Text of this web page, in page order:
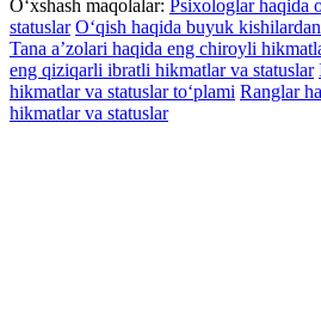
O‘xshash maqolalar: Psixologlar haqida
statuslar O‘qish haqida buyuk
Tana a’zolari haqida eng chiroyli
eng qiziqarli ibratli hikmatlar va statuslar
hikmatlar va statuslar to‘plami Ranglar
hikmatlar va statuslar